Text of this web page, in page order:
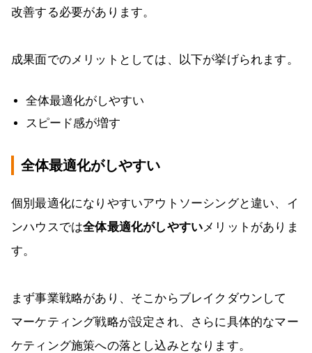
改善する必要があります。
成果面でのメリットとしては、以下が挙げられます。
全体最適化がしやすい
スピード感が増す
全体最適化がしやすい
個別最適化になりやすいアウトソーシングと違い、イ
ンハウスでは全体最適化がしやすい メリットがありま
す。
まず事業戦略があり、そこからブレイクダウンして
マーケティング戦略が設定され、さらに具体的なマー
ケティング施策への落とし込みとなります。